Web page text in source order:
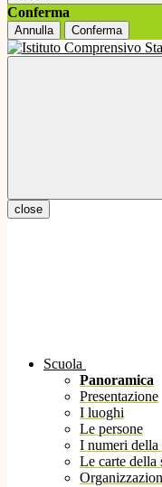
Conferma
Annulla Conferma
close
Scuola
Panoramica
Presentazione
I luoghi
Le persone
I numeri della
Le carte della